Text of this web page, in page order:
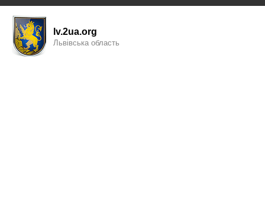
lv.2ua.org
Львівська область